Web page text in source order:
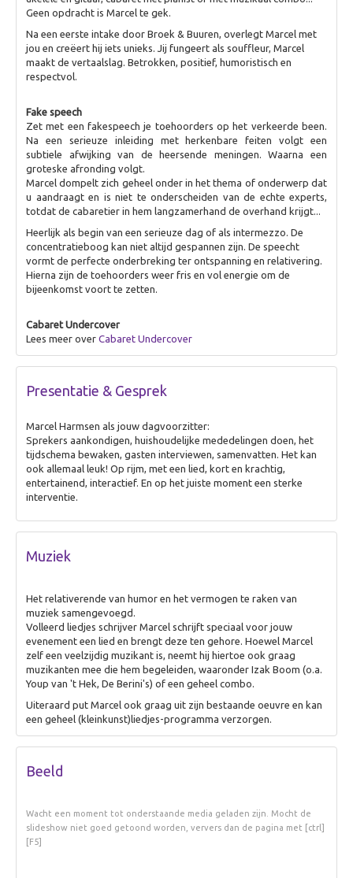
Dagvoorzitters
Geen opdracht is Marcel te gek.
Na een eerste intake door Broek & Buuren, overlegt Marcel met
jou en creëert hij iets unieks. Jij fungeert als souffleur, Marcel
maakt de vertaalslag. Betrokken, positief, humoristisch en
respectvol.
Fake speech
Zet met een fakespeech je toehoorders op het verkeerde been.
Na een serieuze inleiding met herkenbare feiten volgt een
subtiele afwijking van de heersende meningen. Waarna een
groteske afronding volgt.
Marcel dompelt zich geheel onder in het thema of onderwerp dat
u aandraagt en is niet te onderscheiden van de echte experts,
totdat de cabaretier in hem langzamerhand de overhand krijgt...
Heerlijk als begin van een serieuze dag of als intermezzo. De
concentratieboog kan niet altijd gespannen zijn. De speecht
vormt de perfecte onderbreking ter ontspanning en relativering.
Hierna zijn de toehoorders weer fris en vol energie om de
bijeenkomst voort te zetten.
Cabaret Undercover
Lees meer over Cabaret Undercover
Presentatie & Gesprek
Marcel Harmsen als jouw dagvoorzitter:
Sprekers aankondigen, huishoudelijke mededelingen doen, het
tijdschema bewaken, gasten interviewen, samenvatten. Het kan
ook allemaal leuk! Op rijm, met een lied, kort en krachtig,
entertainend, interactief. En op het juiste moment een sterke
interventie.
Muziek
Het relativerende van humor en het vermogen te raken van
muziek samengevoegd.
Volleerd liedjes schrijver Marcel schrijft speciaal voor jouw
evenement een lied en brengt deze ten gehore. Hoewel Marcel
zelf een veelzijdig muzikant is, neemt hij hiertoe ook graag
muzikanten mee die hem begeleiden, waaronder Izak Boom (o.a.
Youp van 't Hek, De Berini's) of een geheel combo.
Uiteraard put Marcel ook graag uit zijn bestaande oeuvre en kan
een geheel (kleinkunst)liedjes-programma verzorgen.
Beeld
Wacht een moment tot onderstaande media geladen zijn. Mocht de
slideshow niet goed getoond worden, ververs dan de pagina met [ctrl]
[F5]